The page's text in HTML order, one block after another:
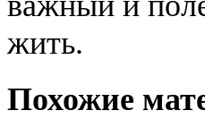
жить.
Похожие